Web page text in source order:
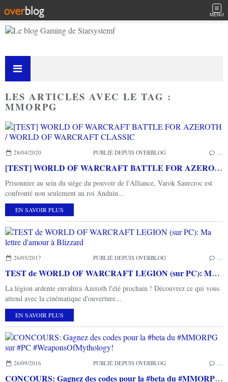
MENU
LES ARTICLES AVEC LE TAG :
MMORPG
28/04/2020 PUBLIÉ DEPUIS OVERBLOG
[TEST] WORLD OF WARCRAFT BATTLE FOR AZEROTH / WORLD OF WARCRAFT CLASSIC
Prisonnier au sein du siège du pouvoir de l'Alliance, Varok Saurcroc est
confronté non seulement au roi Anduin...
EN SAVOIR PLUS
26/05/2017 PUBLIÉ DEPUIS OVERBLOG
TEST de WORLD OF WARCRAFT LEGION (sur PC): Ma lettre d'amour à Blizzard
La légion ardente envahira Azeroth l'été prochain ! Découvrez ce qui vous
attend avec la cinématique d'ouverture...
EN SAVOIR PLUS
26/09/2016 PUBLIÉ DEPUIS OVERBLOG
CONCOURS: Gagnez des codes pour la #beta du #MMORPG sur #PC #WeaponsOfMythology!